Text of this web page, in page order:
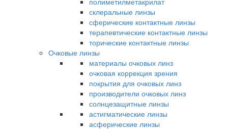
склеральные линзы
сферические контактные линзы
терапевтические контактные линзы
торические контактные линзы
Очковые линзы
материалы очковых линз
очковая коррекция зрения
покрытия для очковых линз
производители очковых линз
солнцезащитные линзы
астигматические линзы
асферические линзы